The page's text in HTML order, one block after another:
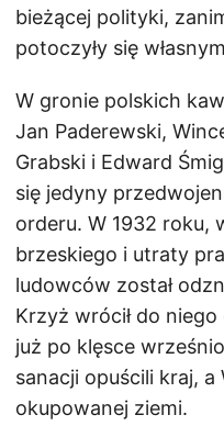
bieżącej polityki,
potoczyły się
W gronie polskich
Jan Paderewski,
Grabski i Edward
się jedyny
orderu. W 1932 roku,
brzeskiego i utraty
ludowców został
Krzyż wrócił do
już po klęsce
sanacji opuścili kraj, a
okupowanej ziemi.